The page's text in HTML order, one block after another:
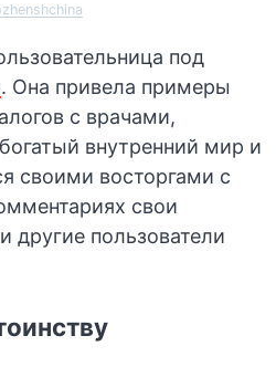
под
. Она привела примеры
с врачами,
внутренний мир и
своими восторгами с
свои
другие пользователи